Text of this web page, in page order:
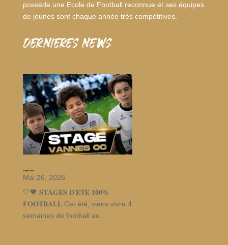
possède une Ecole de Football reconnue et ses équipes
de jeunes sont chaque année très compétitives.
dernieres news
Stages d’été
Mai 26, 2026
🤍🖤 𝐒𝐓𝐀𝐆𝐄𝐒 𝐃’𝐄́𝐓𝐄́ 𝟏𝟎𝟎%
𝐅𝐎𝐎𝐓𝐁𝐀𝐋𝐋 Cet été, viens vivre 4
semaines de football au...